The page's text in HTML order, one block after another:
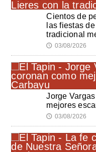
Cientos de
las fiestas
tradicional
🕔 03/08/2026
Jorge
mejores
🕔 03/08/2026